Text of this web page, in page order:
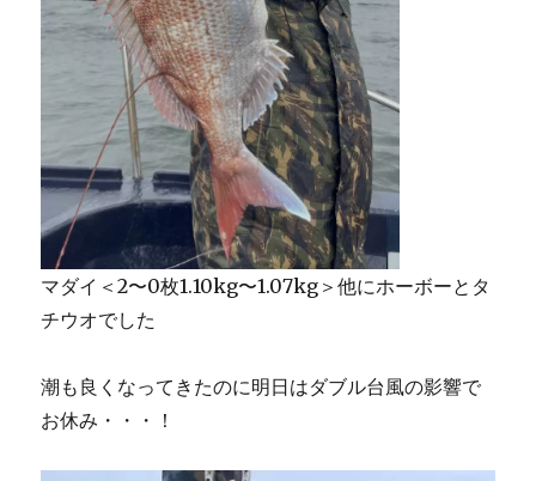
マダイ＜2〜0枚1.10kg〜1.07kg＞他にホーボーとタ
チウオでした
潮も良くなってきたのに明日はダブル台風の影響で
お休み・・・！